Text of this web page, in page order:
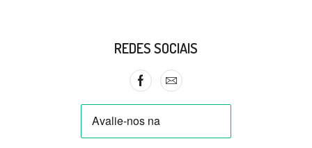
REDES SOCIAIS